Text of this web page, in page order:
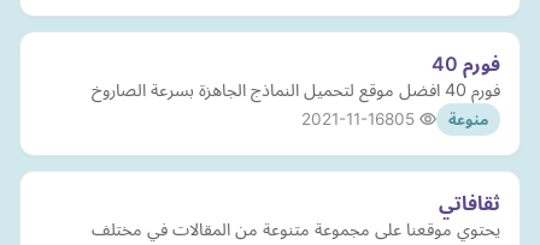
فورم 40
فورم 40 افضل موقع لتحميل النماذج الجاهزة بسرعة الصاروخ
منوعة 2021-11-16
ثقافاتي
يحتوي موقعنا على مجموعة متنوعة من المقالات في مختلف